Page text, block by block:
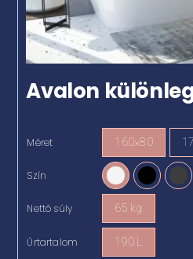
Avalon
Méret 160×80
Szín
Nettó súly 65 kg
Űrtartalom 190 L